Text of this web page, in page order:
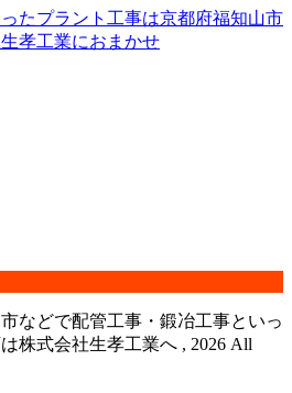
たプラント工事は京都府福知山市
孝工業におまかせ
などで配管工事・鍛冶工事といっ
株式会社生孝工業へ , 2026 All